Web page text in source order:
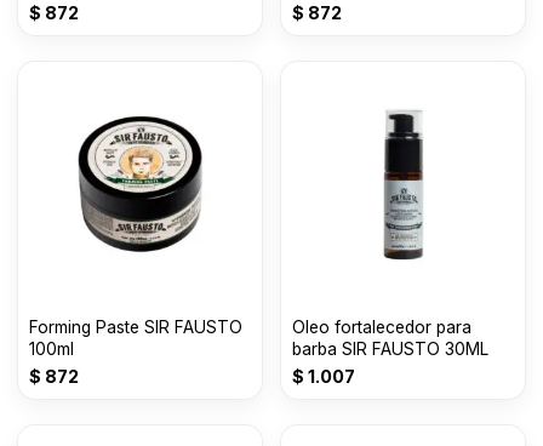
$ 872 $ 872
Forming Paste SIR FAUSTO
100ml
$ 872
Oleo fortalecedor para
barba SIR FAUSTO 30ML
$ 1.007